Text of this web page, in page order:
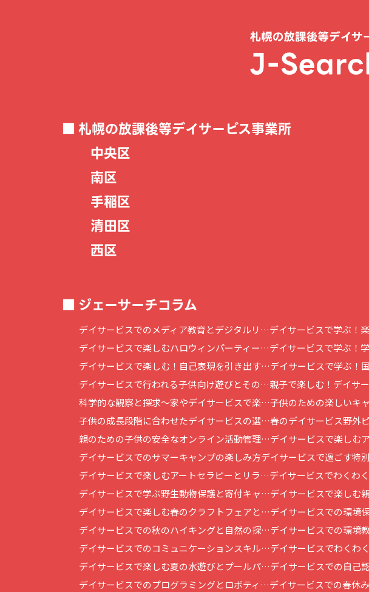
札幌の放課後等デイサービス事業所
中央区
南区
手稲区
清田区
西区
ジェーサーチコラム
デイサービスでのメディア教育とデジタルリ…デイサービスで学ぶ！
デイサービスで楽しむハロウィンパーティー…デイサービスで学ぶ！
デイサービスで楽しむ！自己表現を引き出す…デイサービスで学ぶ！
デイサービスで行われる子供向け遊びとその…親子で楽しむ！デイサ
科学的な観察と探求～家やデイサービスで楽…子供のための楽しいキ
子供の成長段階に合わせたデイサービスの選…春のデイサービス野外
親のための子供の安全なオンライン活動管理…デイサービスで楽しむ
デイサービスでのサマーキャンプの楽しみ方デイサービスで過ごす特
デイサービスで楽しむアートセラピーとリラ…デイサービスでわくわ
デイサービスで学ぶ野生動物保護と寄付キャ…デイサービスで楽しむ
デイサービスで楽しむ春のクラフトフェアと…デイサービスでの環境
デイサービスでの秋のハイキングと自然の探…デイサービスでの環境
デイサービスでのコミュニケーションスキル…デイサービスでわくわ
デイサービスで楽しむ夏の水遊びとプールパ…デイサービスでの自己
デイサービスでのプログラミングとロボティ…デイサービスでの春休